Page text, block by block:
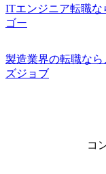
ITエンジニア転職な
ゴー
製造業界の転職なら
ズジョブ
コ